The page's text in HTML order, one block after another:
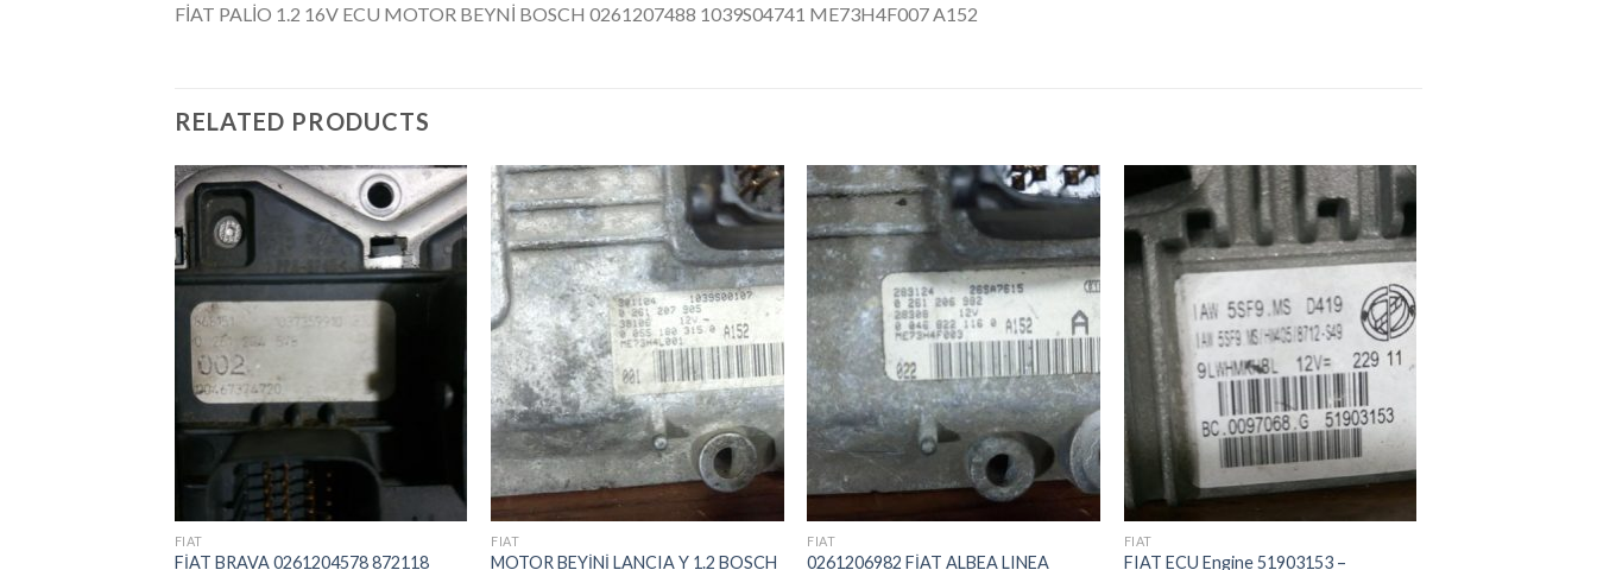
FİAT PALİO 1.2 16V ECU MOTOR BEYNİ BOSCH 0261207488 1039S04741 ME73H4F007 A152
RELATED PRODUCTS
İstek
Listeme
FIAT
FİAT BRAVA 0261204578 872118
İstek
Listeme
Ekle
FIAT
MOTOR BEYİNİ LANCIA Y 1.2 BOSCH
İstek
Listeme
FIAT
0261206982 FİAT ALBEA LINEA
Listeme
Ekle
FIAT
FIAT ECU Engine 51903153 –